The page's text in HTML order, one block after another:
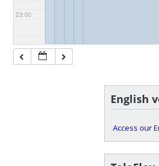
23:00
English
Access our